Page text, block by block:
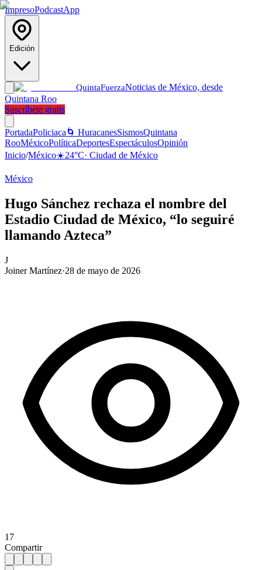
ImpresoPodcastApp
Edición
QuintaFuerzaNoticias de México, desde
Quintana Roo
Suscríbete gratis
PortadaPoliciaca 🌀 HuracanesSismosQuintana
RooMéxicoPolíticaDeportesEspectáculosOpinión
Inicio/México☀️24°C· Ciudad de México
México
Hugo Sánchez rechaza el nombre del
Estadio Ciudad de México, “lo seguiré
llamando Azteca”
J
Joiner Martínez·28 de mayo de 2026
17
Compartir